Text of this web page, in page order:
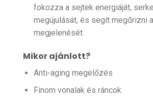
fokozza a sejtek energiáját,
megújulását, és segít megőrizni
megjelenését.
Mikor ajánlott?
Anti-aging megelőzés
Finom vonalak és ráncok